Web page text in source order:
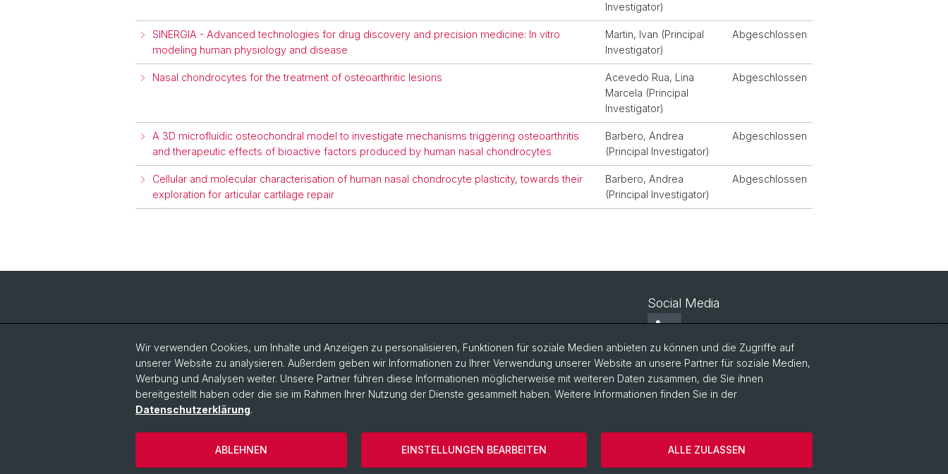
Investigator)
SINERGIA - Advanced technologies for drug discovery and precision medicine: In vitro
modeling human physiology and disease
Martin, Ivan (Principal
Investigator)
Abgeschlossen
Nasal chondrocytes for the treatment of osteoarthritic lesions
Acevedo Rua, Lina
Marcela (Principal
Investigator)
Abgeschlossen
A 3D microfluidic osteochondral model to investigate mechanisms triggering osteoarthritis
and therapeutic effects of bioactive factors produced by human nasal chondrocytes
Barbero, Andrea
(Principal Investigator)
Abgeschlossen
Cellular and molecular characterisation of human nasal chondrocyte plasticity, towards their
exploration for articular cartilage repair
Barbero, Andrea
(Principal Investigator)
Abgeschlossen
Social Media
Bluesky
© Universität Basel Datenschutzerklärung Rechtlicher Hinweis Kontakt Cookies
Wir verwenden Cookies, um Inhalte und Anzeigen zu personalisieren, Funktionen für soziale Medien anbieten zu können und die Zugriffe auf
unserer Website zu analysieren. Außerdem geben wir Informationen zu Ihrer Verwendung unserer Website an unsere Partner für soziale Medien,
Werbung und Analysen weiter. Unsere Partner führen diese Informationen möglicherweise mit weiteren Daten zusammen, die Sie ihnen
bereitgestellt haben oder die sie im Rahmen Ihrer Nutzung der Dienste gesammelt haben. Weitere Informationen finden Sie in der
Datenschutzerklärung.
EINSTELLUNGEN BEARBEITEN
ABLEHNEN ALLE ZULASSEN